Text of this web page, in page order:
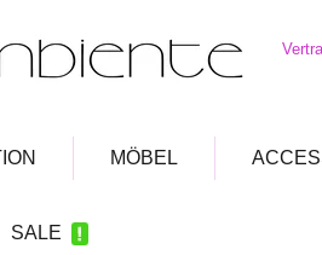
MÖBEL
SALE